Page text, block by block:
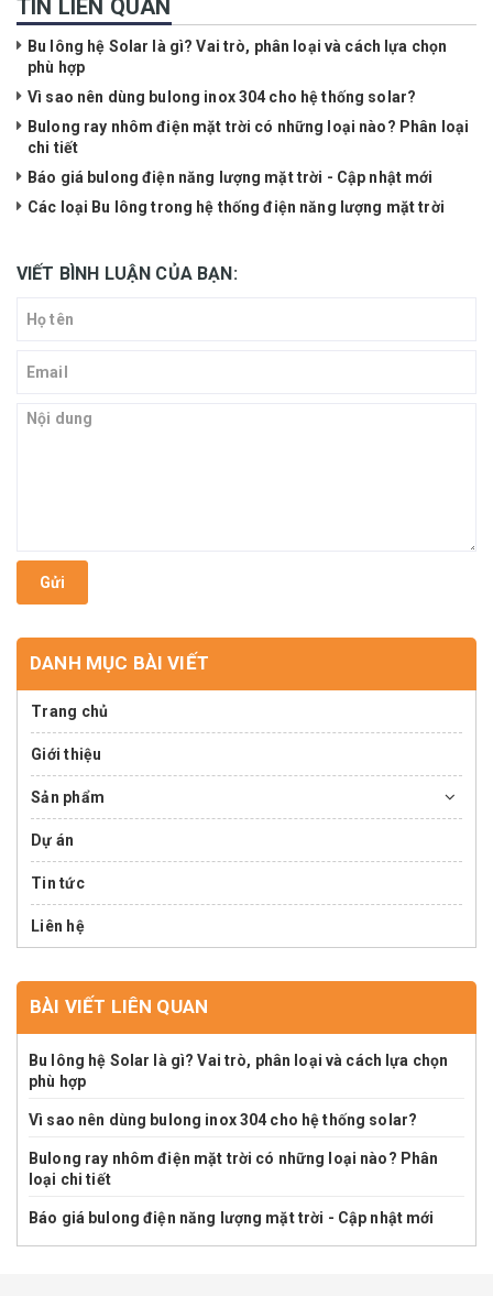
TIN LIÊN QUAN
Bu lông hệ Solar là gì? Vai trò, phân loại và cách lựa chọn
phù hợp
Vì sao nên dùng bulong inox 304 cho hệ thống solar?
Bulong ray nhôm điện mặt trời có những loại nào? Phân loại
chi tiết
Báo giá bulong điện năng lượng mặt trời - Cập nhật mới
Các loại Bu lông trong hệ thống điện năng lượng mặt trời
VIẾT BÌNH LUẬN CỦA BẠN:
Gửi
DANH MỤC BÀI VIẾT
Trang chủ
Giới thiệu
Sản phẩm
Dự án
Tin tức
Liên hệ
BÀI VIẾT LIÊN QUAN
Bu lông hệ Solar là gì? Vai trò, phân loại và cách lựa chọn
phù hợp
Vì sao nên dùng bulong inox 304 cho hệ thống solar?
Bulong ray nhôm điện mặt trời có những loại nào? Phân
loại chi tiết
Báo giá bulong điện năng lượng mặt trời - Cập nhật mới